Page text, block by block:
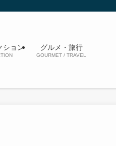
ション グルメ・旅行
GOURMET / TRAVEL